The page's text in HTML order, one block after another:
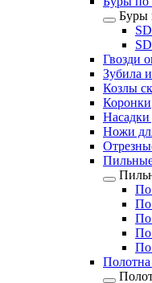
Буры
Гвозди
Зубила
Козлы
Коронки
Насадки
Ножи
По
По
По
По
Полотна